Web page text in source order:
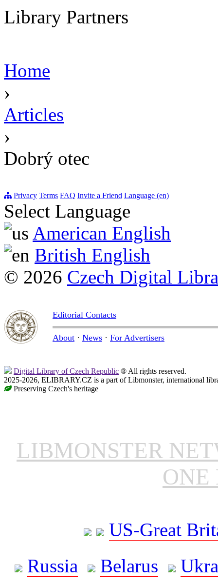
Library Partners
Home
›
Articles
›
Dobrý otec
Privacy Terms FAQ Invite a Friend Language (en)
Select Language
American English
British English
© 2026 Czech Digital
Editorial Contacts
About · News · For Advertisers
Digital Library of Czech Republic ® All rights reserved.
2025-2026, ELIBRARY.CZ is a part of Libmonster, international
Preserving Czech's heritage
LIBMONSTER
ONE
US-Great
Russia
Belarus